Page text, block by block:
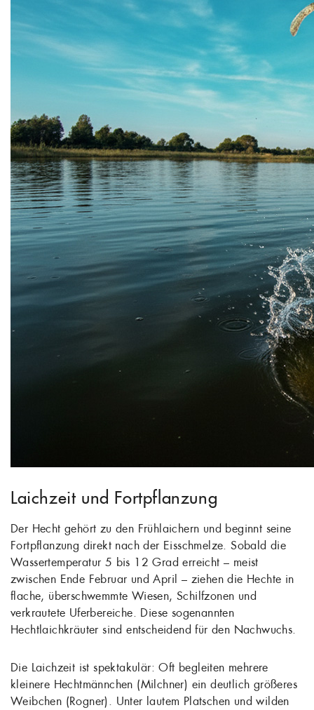
Laichzeit und Fortpflanzung
Der Hecht gehört zu den Frühlaichern und beginnt seine
Fortpflanzung direkt nach der Eisschmelze. Sobald die
Wassertemperatur 5 bis 12 Grad erreicht – meist
zwischen Ende Februar und April – ziehen die Hechte in
flache, überschwemmte Wiesen, Schilfzonen und
verkrautete Uferbereiche. Diese sogenannten
Hechtlaichkräuter sind entscheidend für den Nachwuchs.
Die Laichzeit ist spektakulär: Oft begleiten mehrere
kleinere Hechtmännchen (Milchner) ein deutlich größeres
Weibchen (Rogner). Unter lautem Platschen und wilden